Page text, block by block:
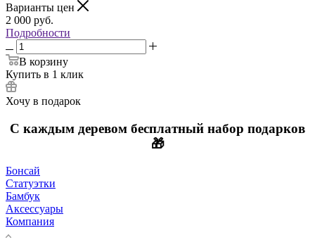
Варианты цен
2 000 руб.
Подробности
В корзину
Купить в 1 клик
Хочу в подарок
С каждым деревом бесплатный набор подарков
🎁
Бонсай
Статуэтки
Бамбук
Аксессуары
Компания